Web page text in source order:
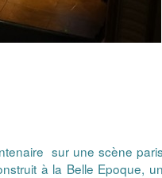
sur une scène
à la Belle Epoque,